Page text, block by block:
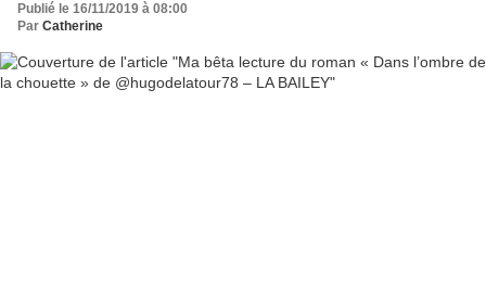
Publié le 16/11/2019 à 08:00
Par Catherine